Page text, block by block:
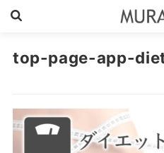
top-page-app-